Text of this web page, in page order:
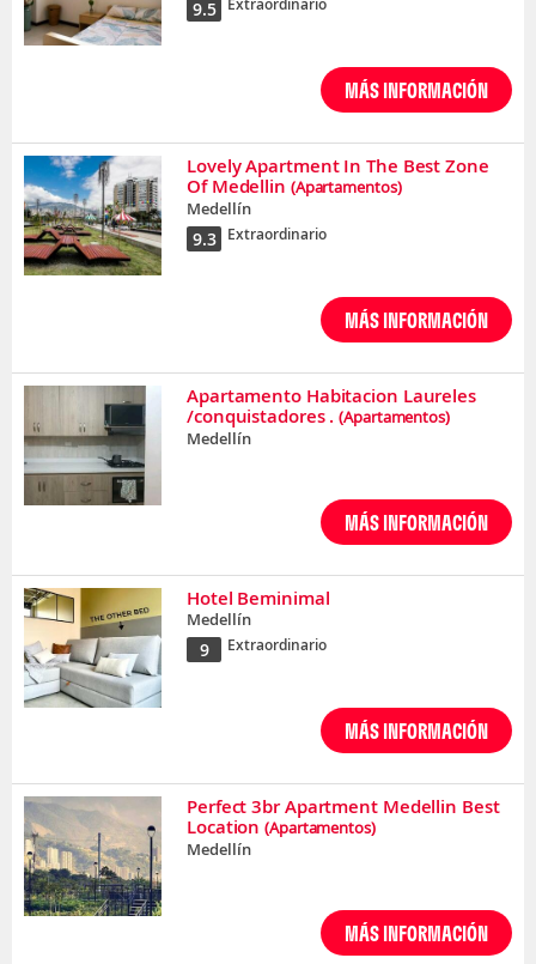
9.5 Extraordinario
MÁS INFORMACIÓN
Lovely Apartment In The Best Zone
Of Medellin (Apartamentos)
Medellín
9.3 Extraordinario
MÁS INFORMACIÓN
Apartamento Habitacion Laureles
/conquistadores . (Apartamentos)
Medellín
MÁS INFORMACIÓN
Hotel Beminimal
Medellín
9 Extraordinario
MÁS INFORMACIÓN
Perfect 3br Apartment Medellin Best
Location (Apartamentos)
Medellín
MÁS INFORMACIÓN